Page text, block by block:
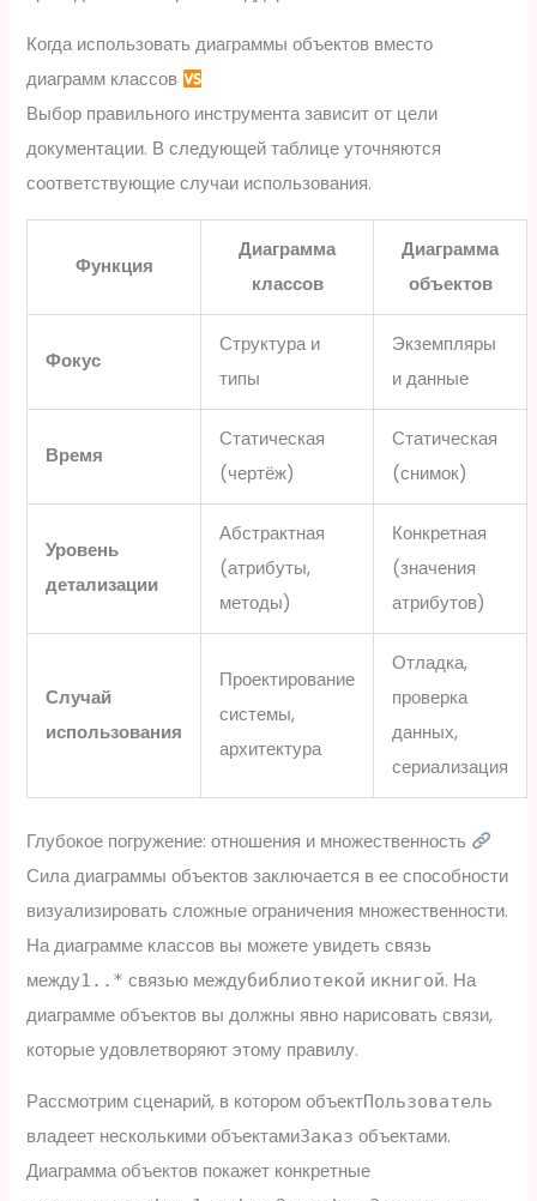
Когда использовать диаграммы объектов вместо
диаграмм классов
Выбор правильного инструмента зависит от цели
документации. В следующей таблице уточняются
соответствующие случаи использования.
Функция
Диаграмма
классов
Диаграмма
объектов
Фокус
Структура и
типы
Экземпляры
и данные
Время
Статическая
(чертёж)
Статическая
(снимок)
Уровень
детализации
Абстрактная
(атрибуты,
методы)
Конкретная
(значения
атрибутов)
Случай
использования
Проектирование
системы,
архитектура
Отладка,
проверка
данных,
сериализация
Глубокое погружение: отношения и множественность
Сила диаграммы объектов заключается в ее способности
визуализировать сложные ограничения множественности.
На диаграмме классов вы можете увидеть связь
между1..* связью междубиблиотекой икнигой. На
диаграмме объектов вы должны явно нарисовать связи,
которые удовлетворяют этому правилу.
Рассмотрим сценарий, в котором объектПользователь
владеет несколькими объектамиЗаказ объектами.
Диаграмма объектов покажет конкретные